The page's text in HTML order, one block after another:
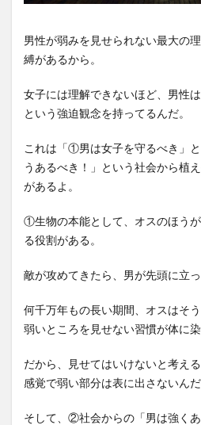
男性が弱みを見せられない最大の
縛があるから。
女子には理解できないほど、男性
という強迫観念を持ってるんだ。
これは「①男は女子を守るべき」
うあるべき！」という社会から植
があるよ。
①生物の本能として、オスのほう
る役割がある。
敵が攻めてきたら、男が先頭に立っ
何千万年もの長い期間、オスはそ
弱いところを見せない習慣が体に
だから、見せてはいけないと考え
感覚で弱い部分は表に出さないんだ
そして、②社会からの「男は強く